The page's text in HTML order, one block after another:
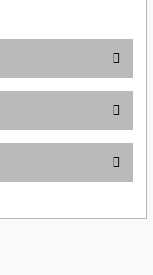
kullanarak tarafımıza